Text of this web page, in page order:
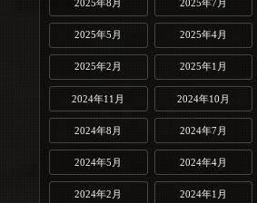
2025年8月 2025年7月
2025年5月 2025年4月
2025年2月 2025年1月
2024年11月 2024年10月
2024年8月 2024年7月
2024年5月 2024年4月
2024年2月 2024年1月